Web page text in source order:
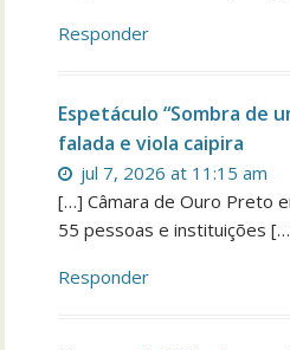
Responder
Espetáculo “Sombra de
falada e viola caipira
jul 7, 2026 at 11:15 am
[…] Câmara de Ouro Preto
55 pessoas e instituições
Responder